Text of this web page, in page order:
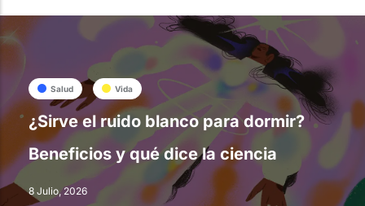
Salud Vida
¿Sirve el ruido blanco para dormir?
Beneficios y qué dice la ciencia
8 Julio, 2026